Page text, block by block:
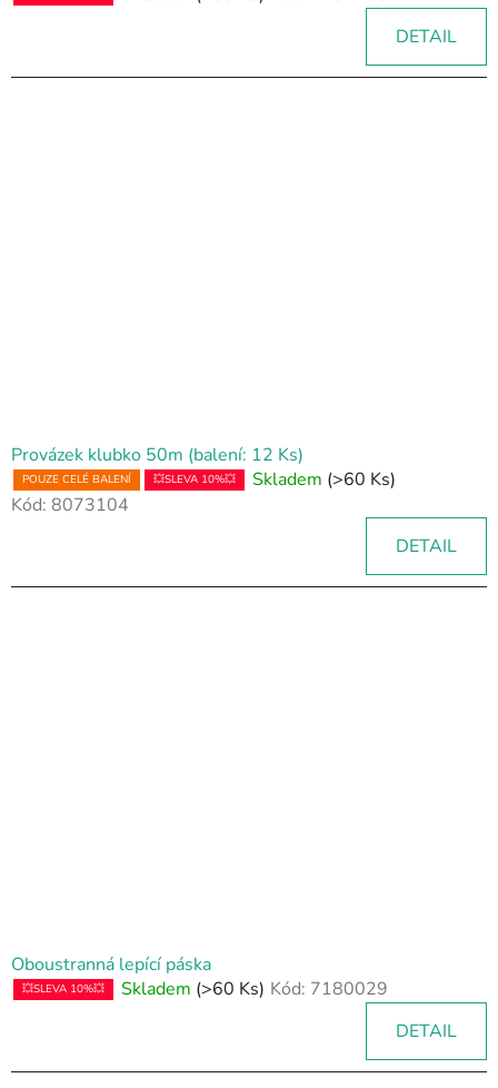
DETAIL
Provázek klubko 50m (balení: 12 Ks)
POUZE CELÉ BALENÍ 💥SLEVA 10%💥 Skladem (>60 Ks)
Kód: 8073104
DETAIL
Oboustranná lepící páska
💥SLEVA 10%💥 Skladem (>60 Ks) Kód: 7180029
DETAIL